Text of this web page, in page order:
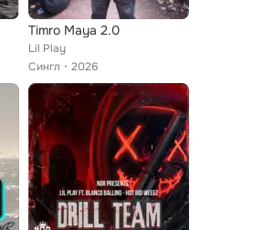
Timro Maya 2.0
Lil Play
Сингл
2026